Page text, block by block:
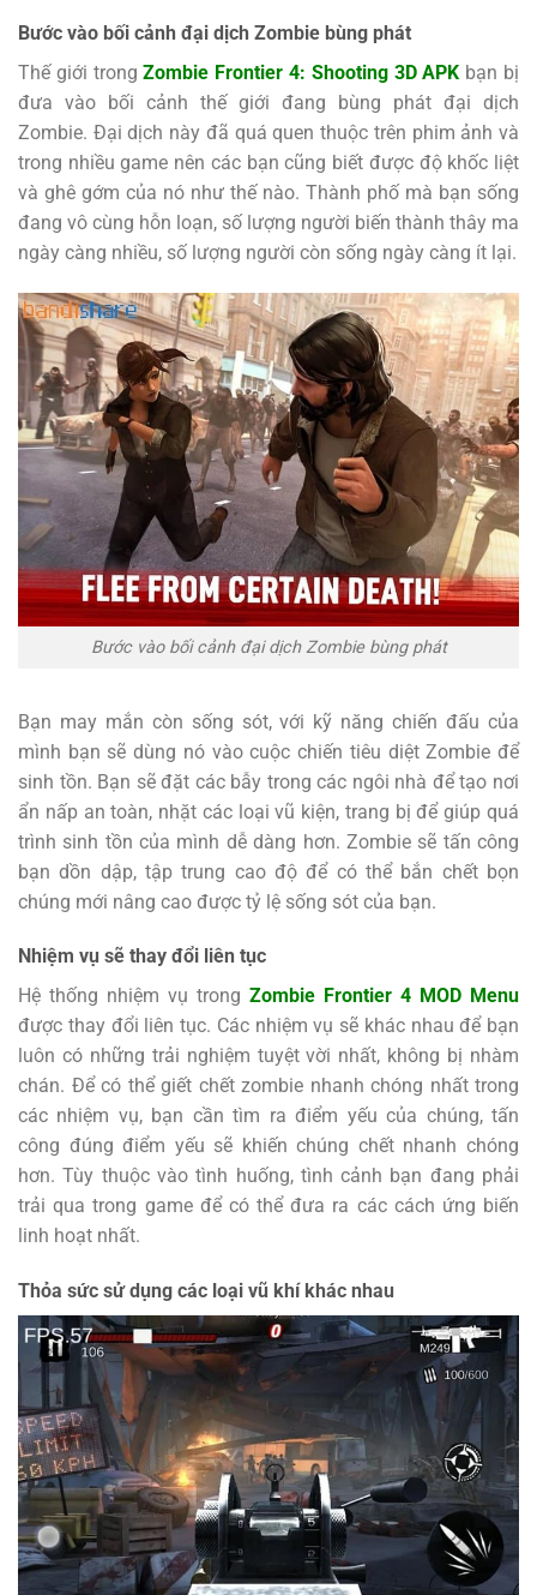
Bước vào bối cảnh đại dịch Zombie bùng phát
Thế giới trongZombie Frontier 4: Shooting 3D APK bạn bị
đưa vào bối cảnh thế giới đang bùng phát đại dịch
Zombie. Đại dịch này đã quá quen thuộc trên phim ảnh và
trong nhiều game nên các bạn cũng biết được độ khốc liệt
và ghê gớm của nó như thế nào. Thành phố mà bạn sống
đang vô cùng hỗn loạn, số lượng người biến thành thây ma
ngày càng nhiều, số lượng người còn sống ngày càng ít lại.
Bước vào bối cảnh đại dịch Zombie bùng phát
Bạn may mắn còn sống sót, với kỹ năng chiến đấu của
mình bạn sẽ dùng nó vào cuộc chiến tiêu diệt Zombie để
sinh tồn. Bạn sẽ đặt các bẫy trong các ngôi nhà để tạo nơi
ẩn nấp an toàn, nhặt các loại vũ kiện, trang bị để giúp quá
trình sinh tồn của mình dễ dàng hơn. Zombie sẽ tấn công
bạn dồn dập, tập trung cao độ để có thể bắn chết bọn
chúng mới nâng cao được tỷ lệ sống sót của bạn.
Nhiệm vụ sẽ thay đổi liên tục
Hệ thống nhiệm vụ trong Zombie Frontier 4 MOD Menu
được thay đổi liên tục. Các nhiệm vụ sẽ khác nhau để bạn
luôn có những trải nghiệm tuyệt vời nhất, không bị nhàm
chán. Để có thể giết chết zombie nhanh chóng nhất trong
các nhiệm vụ, bạn cần tìm ra điểm yếu của chúng, tấn
công đúng điểm yếu sẽ khiến chúng chết nhanh chóng
hơn. Tùy thuộc vào tình huống, tình cảnh bạn đang phải
trải qua trong game để có thể đưa ra các cách ứng biến
linh hoạt nhất.
Thỏa sức sử dụng các loại vũ khí khác nhau